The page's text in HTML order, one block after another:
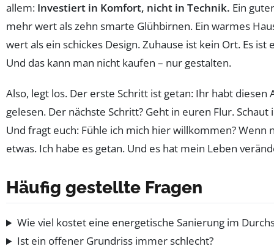
allem: Investiert in Komfort, nicht in Technik. Ein
mehr wert als zehn smarte Glühbirnen. Ein warmes
wert als ein schickes Design. Zuhause ist kein Ort. Es ist
Und das kann man nicht kaufen – nur gestalten.
Also, legt los. Der erste Schritt ist getan: Ihr habt diesen
gelesen. Der nächste Schritt? Geht in euren Flur. Schaut
Und fragt euch: Fühle ich mich hier willkommen? Wenn
etwas. Ich habe es getan. Und es hat mein Leben
Häufig gestellte Fragen
Wie viel kostet eine energetische Sanierung im
Ist ein offener Grundriss immer schlecht?